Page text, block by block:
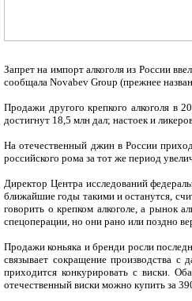
Запрет на импорт алкоголя из России
сообщала Novabev Group (прежнее
Продажи другого крепкого алкоголя в
достигнут 18,5 млн дал; настоек и
На отечественный джин в России
российского рома за тот же период
Директор Центра исследований
ближайшие годы такими и останутся,
говорить о крепком алкоголе, а рынок
спецоперации, но они рано или поздно
Продажи коньяка и бренди росли
связывает сокращение производства
приходится конкурировать с виски.
отечественный виски можно купить за